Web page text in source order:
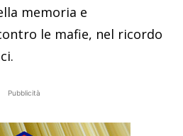
memoria e
le mafie, nel ricordo
Pubblicità